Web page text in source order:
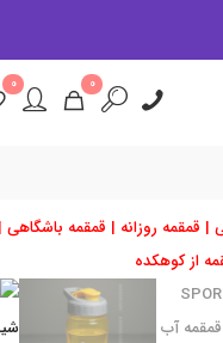
0
0